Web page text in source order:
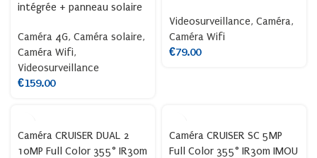
intégrée + panneau solaire
Caméra 4G, Caméra solaire,
Caméra Wifi,
Videosurveillance
€159.00
Videosurveillance, Caméra,
Caméra Wifi
€79.00
Caméra CRUISER DUAL 2
10MP Full Color 355° IR30m
Caméra CRUISER SC 5MP
Full Color 355° IR30m IMOU